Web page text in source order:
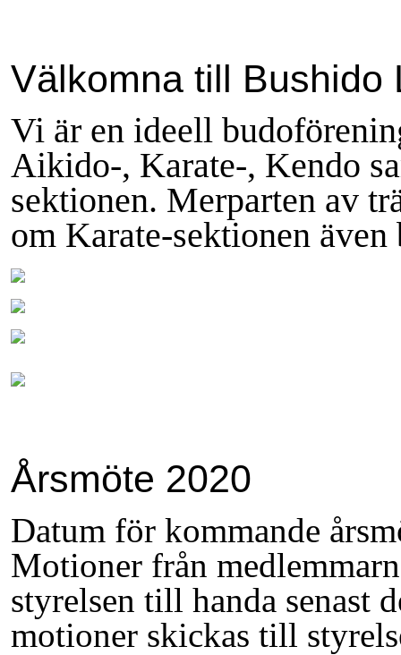
Välkomna till Bushido
Vi är en ideell
Aikido-, Karate-, Kendo
sektionen. Merparten av
om Karate-sektionen även
Årsmöte 2020
Datum för kommande
Motioner från
styrelsen till handa senast
motioner skickas till